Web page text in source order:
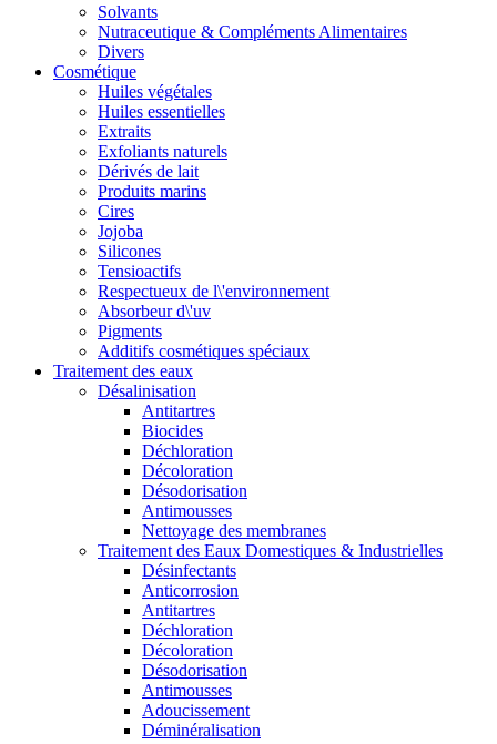
Solvants
Nutraceutique & Compléments Alimentaires
Divers
Cosmétique
Huiles végétales
Huiles essentielles
Extraits
Exfoliants naturels
Dérivés de lait
Produits marins
Cires
Jojoba
Silicones
Tensioactifs
Respectueux de l\'environnement
Absorbeur d\'uv
Pigments
Additifs cosmétiques spéciaux
Traitement des eaux
Désalinisation
Antitartres
Biocides
Déchloration
Décoloration
Désodorisation
Antimousses
Nettoyage des membranes
Traitement des Eaux Domestiques & Industrielles
Désinfectants
Anticorrosion
Antitartres
Déchloration
Décoloration
Désodorisation
Antimousses
Adoucissement
Déminéralisation